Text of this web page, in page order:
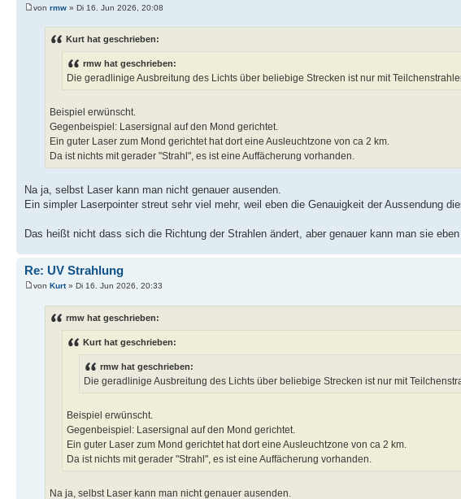
von rmw » Di 16. Jun 2026, 20:08
Kurt hat geschrieben:
rmw hat geschrieben:
Die geradlinige Ausbreitung des Lichts über beliebige Strecken ist nur mit
Beispiel erwünscht.
Gegenbeispiel: Lasersignal auf den Mond gerichtet.
Ein guter Laser zum Mond gerichtet hat dort eine Ausleuchtzone von ca 2 km.
Da ist nichts mit gerader "Strahl", es ist eine Auffächerung vorhanden.
Na ja, selbst Laser kann man nicht genauer ausenden.
Ein simpler Laserpointer streut sehr viel mehr, weil eben die Genauigkeit der Aussendung
Das heißt nicht dass sich die Richtung der Strahlen ändert, aber genauer kann man sie
Re: UV Strahlung
von Kurt» Di 16. Jun 2026, 20:33
rmw hat geschrieben:
Kurt hat geschrieben:
rmw hat geschrieben:
Die geradlinige Ausbreitung des Lichts über beliebige Strecken ist nur mit
Beispiel erwünscht.
Gegenbeispiel: Lasersignal auf den Mond gerichtet.
Ein guter Laser zum Mond gerichtet hat dort eine Ausleuchtzone von ca 2 km.
Da ist nichts mit gerader "Strahl", es ist eine Auffächerung vorhanden.
Na ja, selbst Laser kann man nicht genauer ausenden.